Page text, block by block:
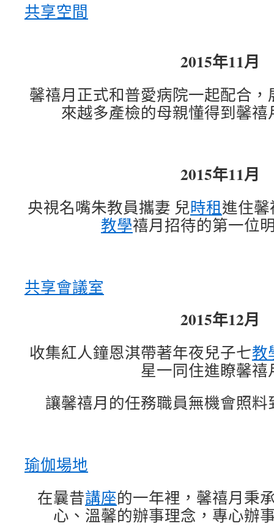
共享空間
2015年11月
馨禧月正式和普愛病院一起配合
來越多產檢的母親懂得到馨
2015年11月
央視名嘴朱教員攜妻 兒時租進住
教學禧月招待的第一位
共享會議室
2015年12月
收集紅人鐘恩淇帶著年夜兒子七教
星一同住進瞭馨禧
讓馨禧月的任務職員無機會照
瑜伽場地
在曩昔講座的一年裡，馨禧月秉
心、溫馨的辦事理念，專心辦